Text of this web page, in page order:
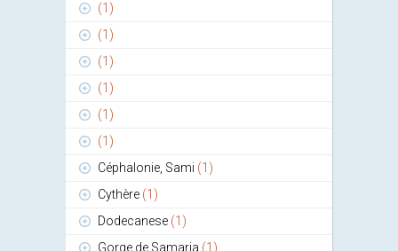
(1)
(1)
(1)
(1)
(1)
(1)
Céphalonie, Sami (1)
Cythère (1)
Dodecanese (1)
Gorge de Samaria (1)